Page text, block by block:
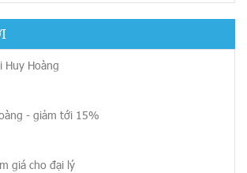
Hoàng
- giảm tới 15%
giá cho đại lý